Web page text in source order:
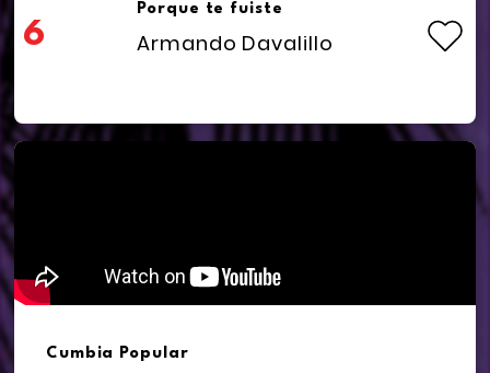
6
Porque te fuiste
Armando Davalillo
Cumbia Popular